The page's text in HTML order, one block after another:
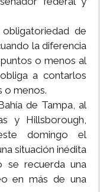
de
la diferencia
o menos al
a contarlos
o menos.
de Tampa, al
y Hillsborough,
domingo el
situación inédita
se recuerda una
en más de una